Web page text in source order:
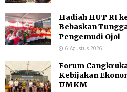
Hadiah HUT RI
Bebaskan
Pengemudi Ojol
6 Agustus 2026
Forum
Kebijakan
UMKM